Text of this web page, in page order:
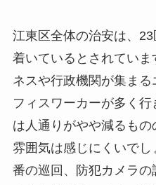
江東区全体の治安は、
着いているとされてい
ネスや行政機関が集ま
フィスワーカーが多く
は人通りがやや減るも
雰囲気は感じにくいで
番の巡回、防犯カメラの